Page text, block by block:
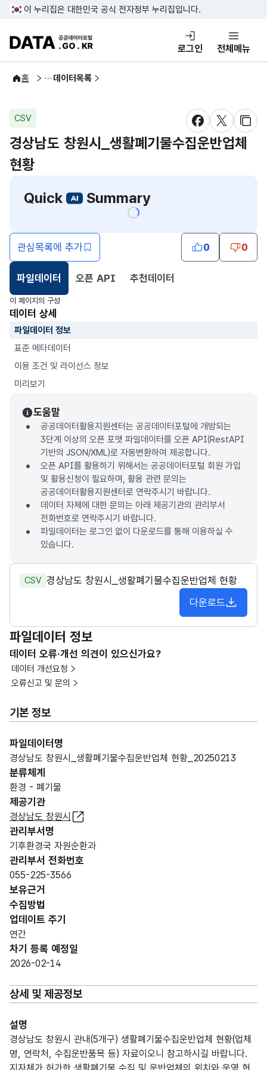
콘텐츠 바로가기
푸터 바로가기
이 누리집은 대한민국 공식 전자정부 누리집입니다.
DATA.GO.KR 공공데이터포털
로그인 전체메뉴
홈
공공데이터 데이터목록
CSV
새창 열림새창 열림
새창
경상남도 창원시_생활폐기물수집운반업체
현황
Quick
Summary
관심목록에 추가 0 0
파일데이터
선택됨
오픈 API 추천데이터
이 페이지의 구성
데이터 상세
파일데이터 정보
표준 메타데이터
이용 조건 및 라이선스 정보
미리보기
도움말
공공데이터활용지원센터는 공공데이터포털에 개방되는
3단계 이상의 오픈 포맷 파일데이터를 오픈 API(RestAPI
기반의 JSON/XML)로 자동변환하여 제공합니다.
오픈 API를 활용하기 위해서는 공공데이터포털 회원 가입
및 활용신청이 필요하며, 활용 관련 문의는
공공데이터활용지원센터로 연락주시기 바랍니다.
데이터 자체에 대한 문의는 아래 제공기관의 관리부서
전화번호로 연락주시기 바랍니다.
파일데이터는 로그인 없이 다운로드를 통해 이용하실 수
있습니다.
CSV 경상남도 창원시_생활폐기물수집운반업체 현황
다운로드
파일데이터 정보
데이터 오류·개선 의견이 있으신가요?
데이터 개선요청
오류신고 및 문의
기본 정보
파일데이터명
경상남도 창원시_생활폐기물수집운반업체 현황_20250213
분류체계
환경 - 폐기물
제공기관
경상남도 창원시
관리부서명
기후환경국 자원순환과
관리부서 전화번호
055-225-3566
보유근거
수집방법
업데이트 주기
연간
차기 등록 예정일
2026-02-14
상세 및 제공정보
설명
경상남도 창원시 관내(5개구) 생활폐기물수집운반업체 현황(업체
명, 연락처, 수집운반품목 등) 자료이오니 참고하시길 바랍니다.